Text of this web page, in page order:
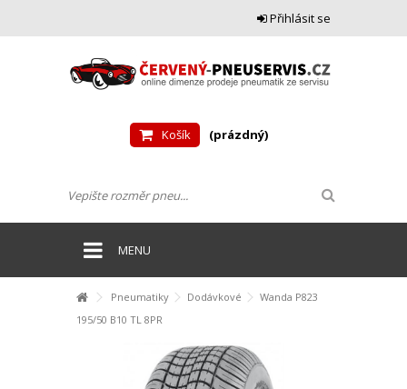
Přihlásit se
Košík (prázdný)
MENU
Pneumatiky Dodávkové
Wanda P823
195/50 B10 TL 8PR